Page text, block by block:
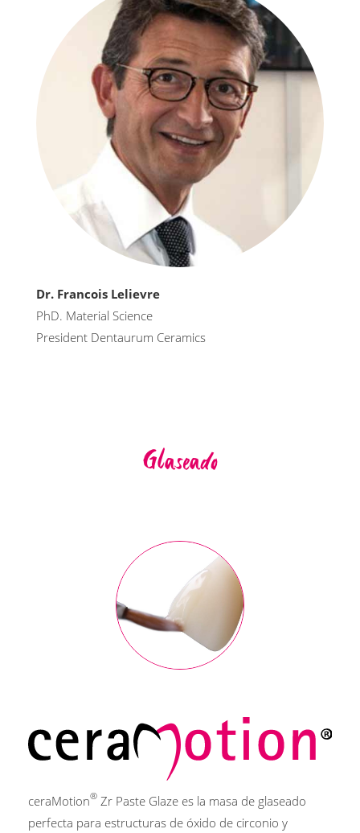
Dr. Francois Lelievre
PhD. Material Science
President Dentaurum Ceramics
Glaseado
ceraMotion® Zr Paste Glaze es la masa de glaseado
perfecta para estructuras de óxido de circonio y